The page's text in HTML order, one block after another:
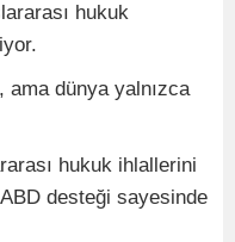
hukuk
ama dünya yalnızca
hukuk ihlallerini
desteği sayesinde